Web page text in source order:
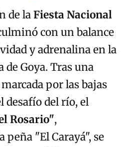
de laFiesta Nacional
con un balance
y adrenalina en la
Goya. Tras una
por las bajas
desafío del río, el
Rosario",
peña "El Carayá", se